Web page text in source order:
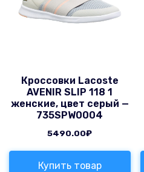
Кроссовки Lacoste
AVENIR SLIP 118 1
женские, цвет серый —
735SPW0004
5490.00₽
Купить товар